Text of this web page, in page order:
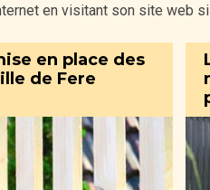
en visitant son site web
en place des
de Fere